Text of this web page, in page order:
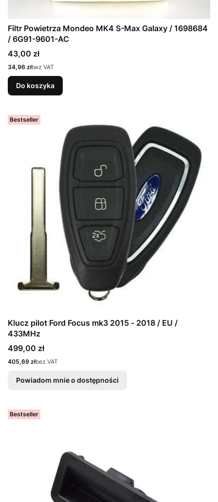
Filtr Powietrza Mondeo MK4 S-Max Galaxy / 1698684
/ 6G91-9601-AC
Cena
43,00 zł
Cena
34,96 złbez VAT
Do koszyka
Bestseller
Klucz pilot Ford Focus mk3 2015 - 2018 / EU /
433MHz
Cena
499,00 zł
Cena
405,69 złbez VAT
Powiadom mnie o dostępności
Bestseller